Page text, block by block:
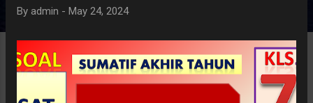
By admin - May 24, 2024